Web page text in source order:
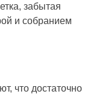
забытая
и собранием
что достаточно